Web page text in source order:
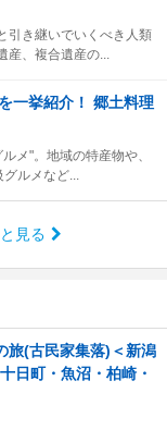
引き継いでいくべき人類
産、複合遺産の...
一挙紹介！ 郷土料理
メ"。地域の特産物や、
ルメなど...
見る
旅(古民家集落)＜新潟
日町・魚沼・柏崎・